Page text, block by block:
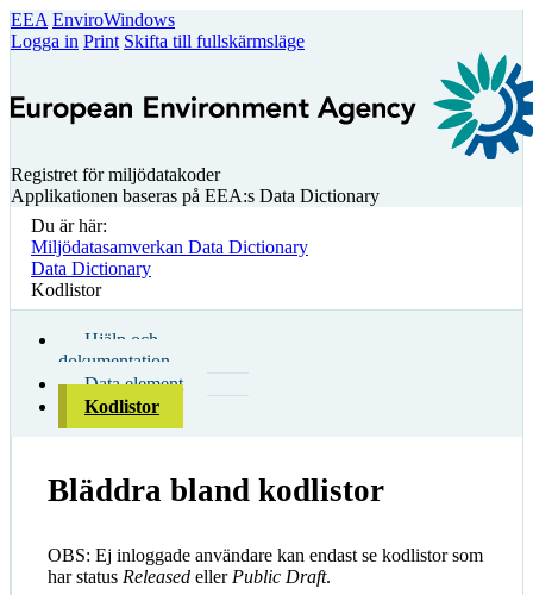
EEA EnviroWindows
Logga in Print Skifta till fullskärmsläge
Registret för miljödatakoder
Applikationen baseras på EEA:s Data Dictionary
Du är här:
Miljödatasamverkan Data Dictionary
Data Dictionary
Kodlistor
Hjälp och
dokumentation
Data element
Kodlistor
Bläddra bland kodlistor
OBS: Ej inloggade användare kan endast se kodlistor som
har status Released eller Public Draft.